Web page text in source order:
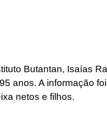
Butantan, Isaías
anos. A informação
netos e filhos.